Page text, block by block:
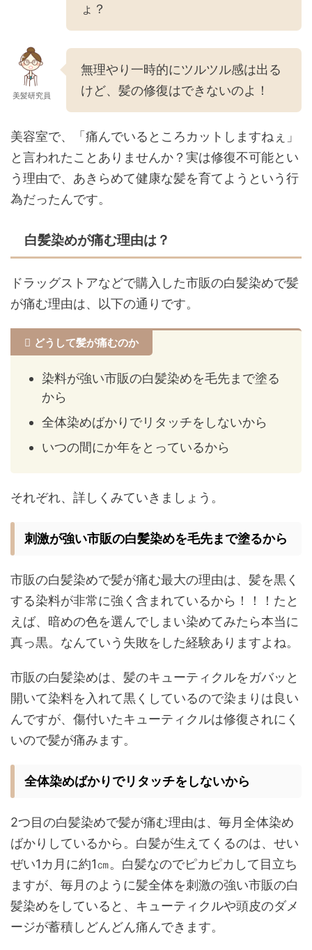
ょ？
美髪研究員
無理やり一時的にツルツル感は出る
けど、髪の修復はできないのよ！
美容室で、「痛んでいるところカットしますねぇ」
と言われたことありませんか？実は修復不可能とい
う理由で、あきらめて健康な髪を育てようという行
為だったんです。
白髪染めが痛む理由は？
ドラッグストアなどで購入した市販の白髪染めで髪
が痛む理由は、以下の通りです。
どうして髪が痛むのか
染料が強い市販の白髪染めを毛先まで塗る
から
全体染めばかりでリタッチをしないから
いつの間にか年をとっているから
それぞれ、詳しくみていきましょう。
刺激が強い市販の白髪染めを毛先まで塗るから
市販の白髪染めで髪が痛む最大の理由は、髪を黒く
する染料が非常に強く含まれているから！！！たと
えば、暗めの色を選んでしまい染めてみたら本当に
真っ黒。なんていう失敗をした経験ありますよね。
市販の白髪染めは、髪のキューティクルをガバッと
開いて染料を入れて黒くしているので染まりは良い
んですが、傷付いたキューティクルは修復されにく
いので髪が痛みます。
全体染めばかりでリタッチをしないから
2つ目の白髪染めで髪が痛む理由は、毎月全体染め
ばかりしているから。白髪が生えてくるのは、せい
ぜい1カ月に約1㎝。白髪なのでピカピカして目立ち
ますが、毎月のように髪全体を刺激の強い市販の白
髪染めをしていると、キューティクルや頭皮のダメ
ージが蓄積しどんどん痛んできます。